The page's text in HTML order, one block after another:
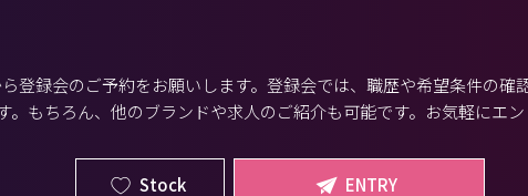
登録会のご予約をお願いします。登録会では、職歴や希望条件の確
。もちろん、他のブランドや求人のご紹介も可能です。お気軽にエ
Stock ENTRY